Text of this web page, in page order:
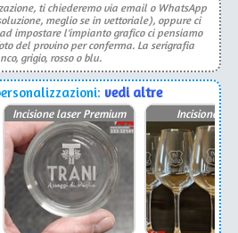
ti chiederemo via email o WhatsApp
meglio se in vettoriale), oppure ci
impostare l'impianto grafico ci pensiamo
del provino per conferma. La serigrafia
grigio, rosso o blu.
vedi altre
Incisione laser Premium Incisione